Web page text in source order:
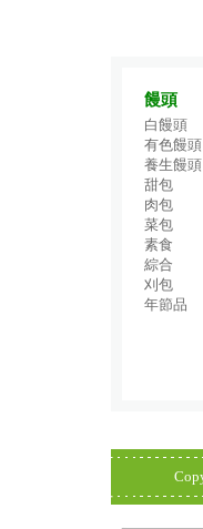
饅頭
白饅頭
有色饅頭
養生饅頭
甜包
肉包
菜包
素食
綜合
刈包
年節品